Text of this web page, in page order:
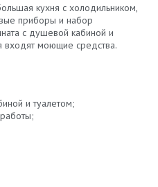
кухня с холодильником,
приборы и набор
с душевой кабиной и
входят моющие средства.
и туалетом;